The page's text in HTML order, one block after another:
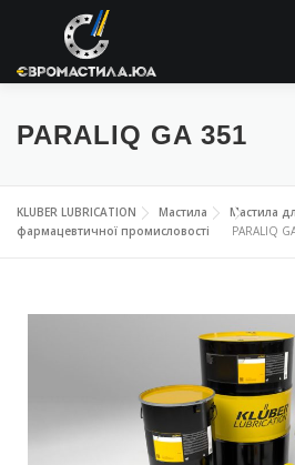
ПРО КОМПАНІЮ
ЗАСТОСОВУННЯ НОВИНИ
PARALIQ GA 351
KLUBER LUBRICATION Мастила
Мастила
фармацевтичної промисловості
PARALIQ